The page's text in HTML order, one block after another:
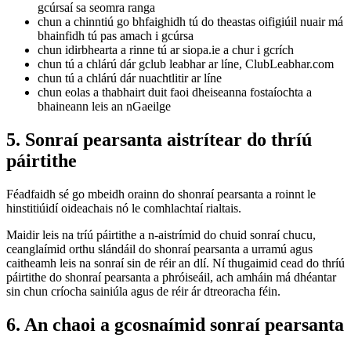
gcúrsaí sa seomra ranga
chun a chinntiú go bhfaighidh tú do theastas oifigiúil nuair má
bhainfidh tú pas amach i gcúrsa
chun idirbhearta a rinne tú ar siopa.ie a chur i gcrích
chun tú a chlárú dár gclub leabhar ar líne, ClubLeabhar.com
chun tú a chlárú dár nuachtlitir ar líne
chun eolas a thabhairt duit faoi dheiseanna fostaíochta a
bhaineann leis an nGaeilge
5. Sonraí pearsanta aistrítear do thríú
páirtithe
Féadfaidh sé go mbeidh orainn do shonraí pearsanta a roinnt le
hinstitiúidí oideachais nó le comhlachtaí rialtais.
Maidir leis na tríú páirtithe a n-aistrímid do chuid sonraí chucu,
ceanglaímid orthu slándáil do shonraí pearsanta a urramú agus
caitheamh leis na sonraí sin de réir an dlí. Ní thugaimid cead do thríú
páirtithe do shonraí pearsanta a phróiseáil, ach amháin má dhéantar
sin chun críocha sainiúla agus de réir ár dtreoracha féin.
6. An chaoi a gcosnaímid sonraí pearsanta